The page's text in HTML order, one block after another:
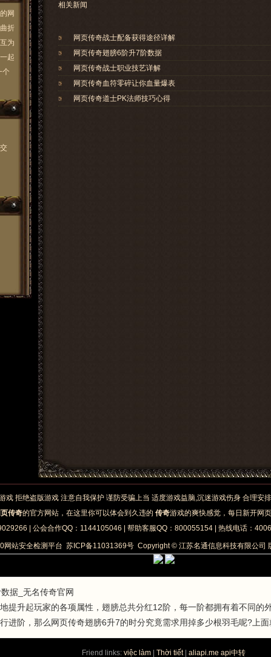
相关新闻
网页传奇战士配备获得途径详解
网页传奇翅膀6阶升7阶数据
网页传奇战士职业技艺详解
网页传奇血符零碎让你血量爆表
网页传奇道士PK法师技巧心得
网
折
为
起
个
戏 拒绝盗版游戏 注意自我保护 谨防受骗上当 适度游戏益脑,沉迷游戏伤身 合理安
页传奇的官方网站，在这里你可以体会到久违的 传奇游戏的爽快感觉，每日新开网
| 公会合作QQ：1144105046 | 帮助客服QQ：800055154 | 热线电话：
网站安全检测平台 苏ICP备11031369号 Copyright © 江苏名通信息科技有限公司
据_无名传奇官网
提升起玩家的各项属性，翅膀总共分红12阶，每一阶都拥有着不同的
进阶，那么网页传奇翅膀6升7的时分究竟需求用掉多少根羽毛呢?上面
Friend links: việc làm Thời tiết aliapi.me api中转